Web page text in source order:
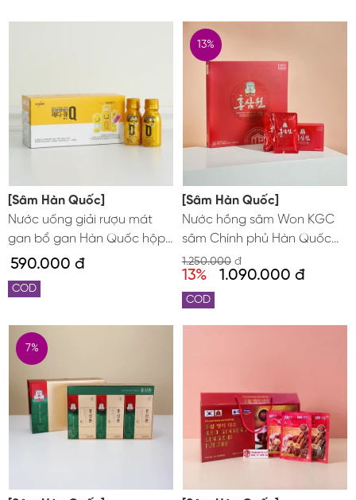
[Sâm Hàn Quốc]
Nước uống giải rượu mát
gan bổ gan Hàn Quốc hộp
10 chai x 100ml
590.000 đ
COD
[Sâm Hàn Quốc]
Nước hồng sâm Won KGC
sâm Chính phủ Hàn Quốc
Jung Kwan Jang hộp 30 gói
1.250.000 đ
13% 1.090.000 đ
13%
COD
7%